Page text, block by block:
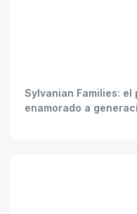
Sylvanian Families: el
enamorado a